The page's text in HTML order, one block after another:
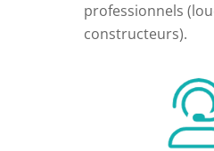
professionnels
constructeurs).